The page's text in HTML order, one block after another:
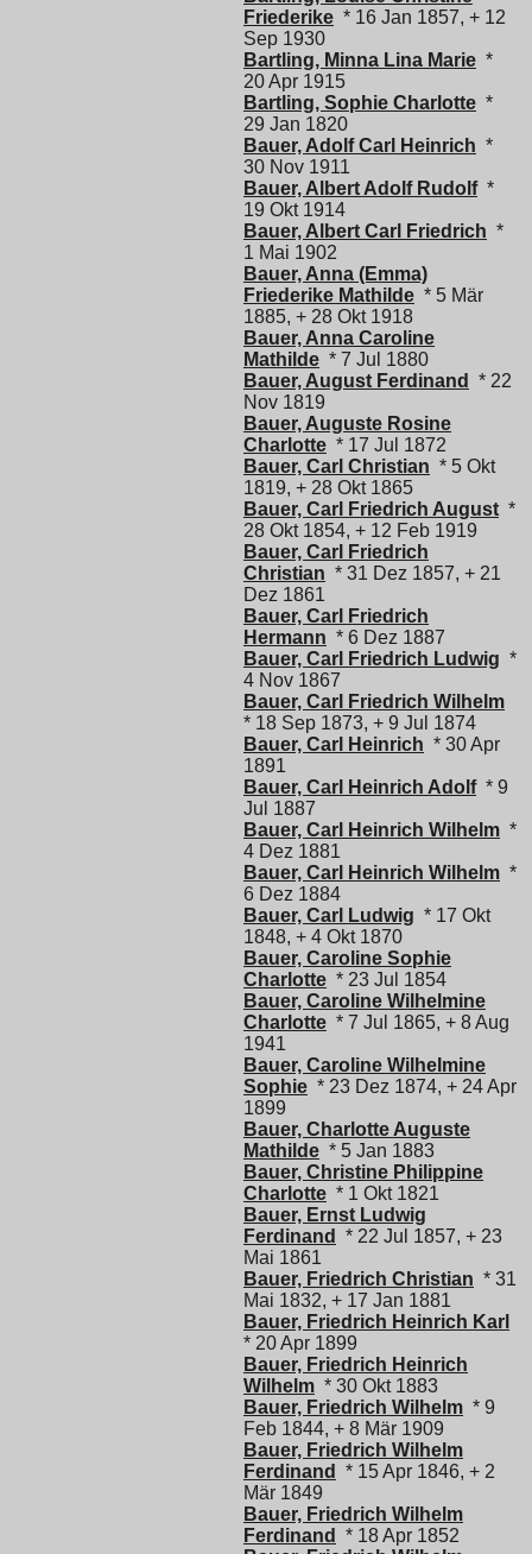
Friederike * 16 Jan 1857, + 12
Sep 1930
Bartling, Minna Lina Marie *
20 Apr 1915
Bartling, Sophie Charlotte *
29 Jan 1820
Bauer, Adolf Carl Heinrich *
30 Nov 1911
Bauer, Albert Adolf Rudolf*
19 Okt 1914
Bauer, Albert Carl Friedrich *
1 Mai 1902
Bauer, Anna (Emma)
Friederike Mathilde * 5 Mär
1885, + 28 Okt 1918
Bauer, Anna Caroline
Mathilde * 7 Jul 1880
Bauer, August Ferdinand
* 22
Nov 1819
Bauer, Auguste Rosine
Charlotte * 17 Jul 1872
Bauer, Carl Christian * 5 Okt
1819, + 28 Okt 1865
Bauer, Carl Friedrich August *
28 Okt 1854, + 12 Feb 1919
Bauer, Carl Friedrich
Christian * 31 Dez 1857, + 21
Dez 1861
Bauer, Carl Friedrich
Hermann * 6 Dez 1887
Bauer, Carl Friedrich Ludwig *
4 Nov 1867
Bauer, Carl Friedrich Wilhelm
* 18 Sep 1873, + 9 Jul 1874
Bauer, Carl Heinrich * 30 Apr
1891
Bauer, Carl Heinrich Adolf* 9
Jul 1887
Bauer, Carl Heinrich Wilhelm *
4 Dez 1881
Bauer, Carl Heinrich Wilhelm *
6 Dez 1884
Bauer, Carl Ludwig * 17 Okt
1848, + 4 Okt 1870
Bauer, Caroline Sophie
Charlotte * 23 Jul 1854
Bauer, Caroline Wilhelmine
Charlotte * 7 Jul 1865, + 8 Aug
1941
Bauer, Caroline Wilhelmine
Sophie * 23 Dez 1874, + 24 Apr
1899
Bauer, Charlotte Auguste
Mathilde * 5 Jan 1883
Bauer, Christine Philippine
Charlotte * 1 Okt 1821
Bauer, Ernst Ludwig
Ferdinand
* 22 Jul 1857, + 23
Mai 1861
Bauer, Friedrich Christian * 31
Mai 1832, + 17 Jan 1881
Bauer, Friedrich Heinrich Karl
* 20 Apr 1899
Bauer, Friedrich Heinrich
Wilhelm * 30 Okt 1883
Bauer, Friedrich Wilhelm * 9
Feb 1844, + 8 Mär 1909
Bauer, Friedrich Wilhelm
Ferdinand
* 15 Apr 1846, + 2
Mär 1849
Bauer, Friedrich Wilhelm
Ferdinand
* 18 Apr 1852